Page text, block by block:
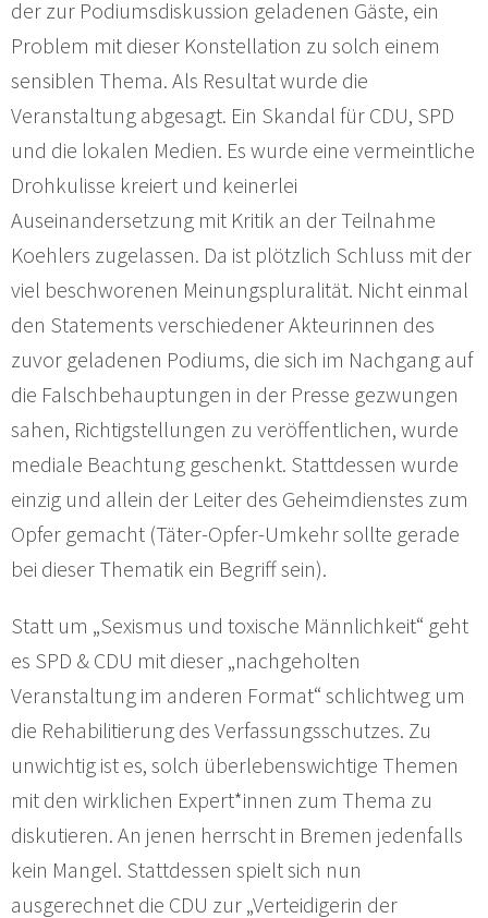
der zur Podiumsdiskussion geladenen Gäste, ein
Problem mit dieser Konstellation zu solch einem
sensiblen Thema. Als Resultat wurde die
Veranstaltung abgesagt. Ein Skandal für CDU, SPD
und die lokalen Medien. Es wurde eine vermeintliche
Drohkulisse kreiert und keinerlei
Auseinandersetzung mit Kritik an der Teilnahme
Koehlers zugelassen. Da ist plötzlich Schluss mit der
viel beschworenen Meinungspluralität. Nicht einmal
den Statements verschiedener Akteurinnen des
zuvor geladenen Podiums, die sich im Nachgang auf
die Falschbehauptungen in der Presse gezwungen
sahen, Richtigstellungen zu veröffentlichen, wurde
mediale Beachtung geschenkt. Stattdessen wurde
einzig und allein der Leiter des Geheimdienstes zum
Opfer gemacht (Täter-Opfer-Umkehr sollte gerade
bei dieser Thematik ein Begriff sein).
Statt um „Sexismus und toxische Männlichkeit“ geht
es SPD & CDU mit dieser „nachgeholten
Veranstaltung im anderen Format“ schlichtweg um
die Rehabilitierung des Verfassungsschutzes. Zu
unwichtig ist es, solch überlebenswichtige Themen
mit den wirklichen Expert*innen zum Thema zu
diskutieren. An jenen herrscht in Bremen jedenfalls
kein Mangel. Stattdessen spielt sich nun
ausgerechnet die CDU zur „Verteidigerin der